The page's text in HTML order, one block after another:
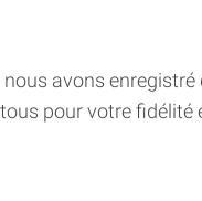
avons enregistré
pour votre fidélité